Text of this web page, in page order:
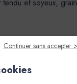
et soyeux, grain
Continuer sans accepter